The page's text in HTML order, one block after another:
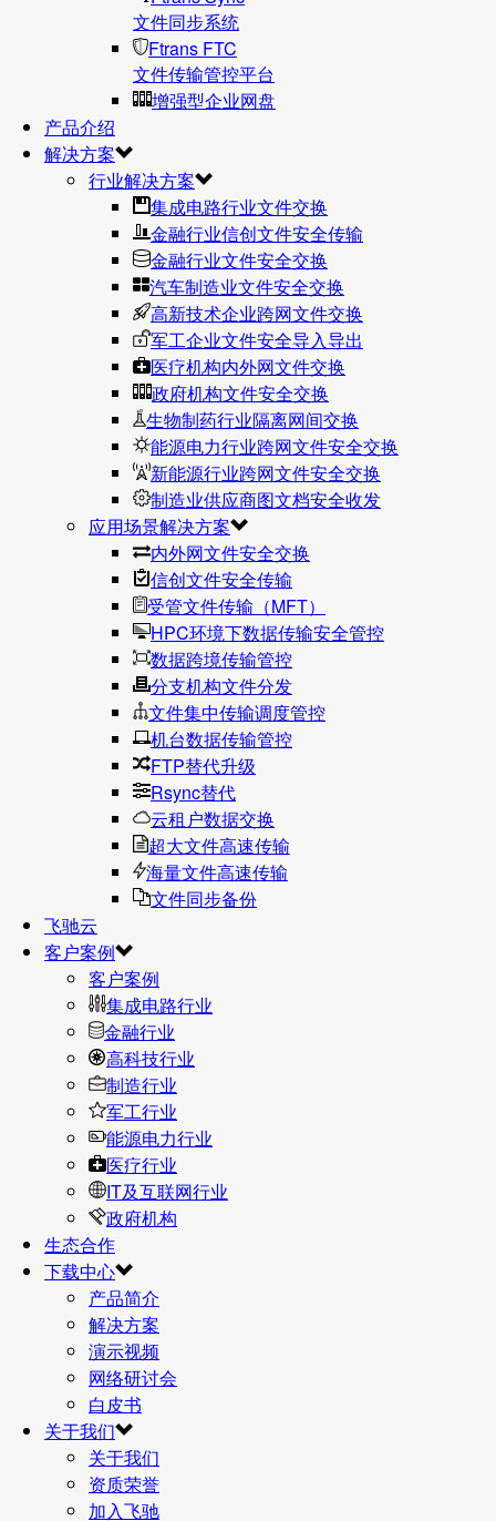
文件同步系统
Ftrans FTC
文件传输管控平台
增强型企业网盘
产品介绍
解决方案
行业解决方案
集成电路行业文件交换
金融行业信创文件安全传输
金融行业文件安全交换
汽车制造业文件安全交换
高新技术企业跨网文件交换
军工企业文件安全导入导出
医疗机构内外网文件交换
政府机构文件安全交换
生物制药行业隔离网间交换
能源电力行业跨网文件安全交换
新能源行业跨网文件安全交换
制造业供应商图文档安全收发
应用场景解决方案
内外网文件安全交换
信创文件安全传输
受管文件传输（MFT）
HPC环境下数据传输安全管控
数据跨境传输管控
分支机构文件分发
文件集中传输调度管控
机台数据传输管控
FTP替代升级
Rsync替代
云租户数据交换
超大文件高速传输
海量文件高速传输
文件同步备份
飞驰云
客户案例
客户案例
集成电路行业
金融行业
高科技行业
制造行业
军工行业
能源电力行业
医疗行业
IT及互联网行业
政府机构
生态合作
下载中心
产品简介
解决方案
演示视频
网络研讨会
白皮书
关于我们
关于我们
资质荣誉
加入飞驰